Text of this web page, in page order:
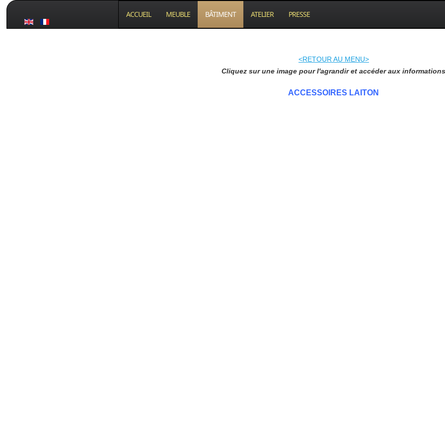
ACCUEIL MEUBLE BÂTIMENT ATELIER PRESSE
<RETOUR AU MENU>
Cliquez sur une image pour l'agrandir et accéder aux
ACCESSOIRES LAITON